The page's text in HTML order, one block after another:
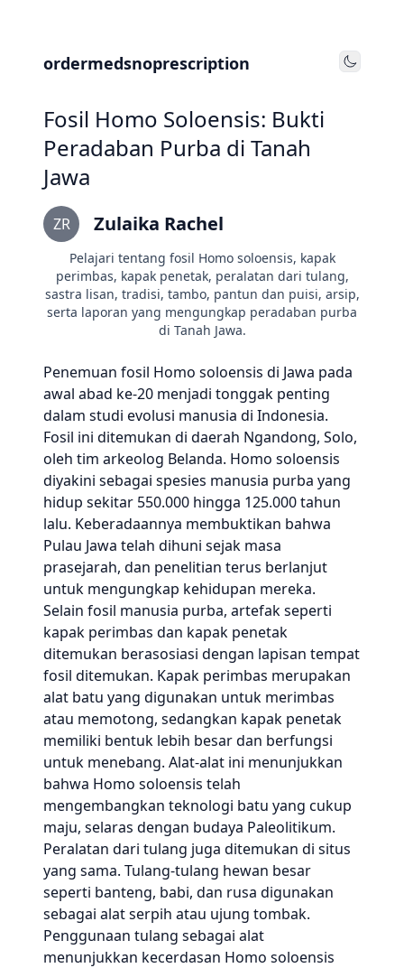
ordermedsnoprescription Toggle
Fosil Homo Soloensis: Bukti
Peradaban Purba di Tanah
Jawa
ZR Zulaika Rachel
Pelajari tentang fosil Homo soloensis, kapak
perimbas, kapak penetak, peralatan dari tulang,
sastra lisan, tradisi, tambo, pantun dan puisi, arsip,
serta laporan yang mengungkap peradaban purba
di Tanah Jawa.
Penemuan fosil Homo soloensis di Jawa pada
awal abad ke-20 menjadi tonggak penting
dalam studi evolusi manusia di Indonesia.
Fosil ini ditemukan di daerah Ngandong, Solo,
oleh tim arkeolog Belanda. Homo soloensis
diyakini sebagai spesies manusia purba yang
hidup sekitar 550.000 hingga 125.000 tahun
lalu. Keberadaannya membuktikan bahwa
Pulau Jawa telah dihuni sejak masa
prasejarah, dan penelitian terus berlanjut
untuk mengungkap kehidupan mereka.
Selain fosil manusia purba, artefak seperti
kapak perimbas dan kapak penetak
ditemukan berasosiasi dengan lapisan tempat
fosil ditemukan. Kapak perimbas merupakan
alat batu yang digunakan untuk merimbas
atau memotong, sedangkan kapak penetak
memiliki bentuk lebih besar dan berfungsi
untuk menebang. Alat-alat ini menunjukkan
bahwa Homo soloensis telah
mengembangkan teknologi batu yang cukup
maju, selaras dengan budaya Paleolitikum.
Peralatan dari tulang juga ditemukan di situs
yang sama. Tulang-tulang hewan besar
seperti banteng, babi, dan rusa digunakan
sebagai alat serpih atau ujung tombak.
Penggunaan tulang sebagai alat
menunjukkan kecerdasan Homo soloensis